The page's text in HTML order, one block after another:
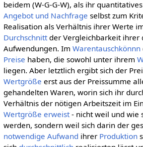
beidem (W-G-G-W), als ihr quantitatives
Angebot und Nachfrage selbst zum
Realisation als Verhältnis ihrer Werte
Durchschnittder Vergleichbarkeit ihrer
Aufwendungen. Im Warentauschkönnn
Preise haben, die sowohl unter ihrem
liegen. Aber letztlich ergibt sich der
Wertgröße erst aus der Preissumme
gehandelten Waren, worin sich ihr
Verhältnis der nötigen Arbeitszeit im
Wertgröße erweist- nicht weil und wie
werden, sondern weil sich darin der
notwendige Aufwand ihrer Produktion